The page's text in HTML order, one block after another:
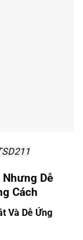
Dễ
Cách
Và Dễ Ứng